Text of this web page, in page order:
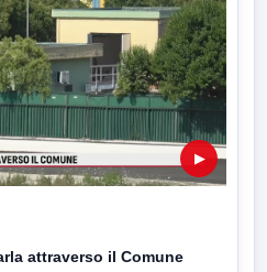
▶
attraverso il Comune